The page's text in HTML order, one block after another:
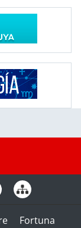
Fortuna